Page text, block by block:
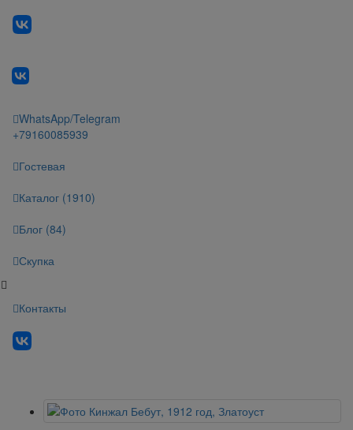
WhatsApp/Telegram
+79160085939
Гостевая
Каталог (1910)
Блог (84)
Скупка
Контакты